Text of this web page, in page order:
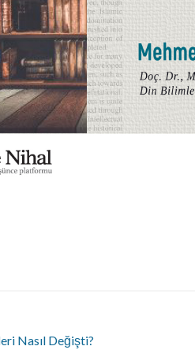
Nasıl Değişti?